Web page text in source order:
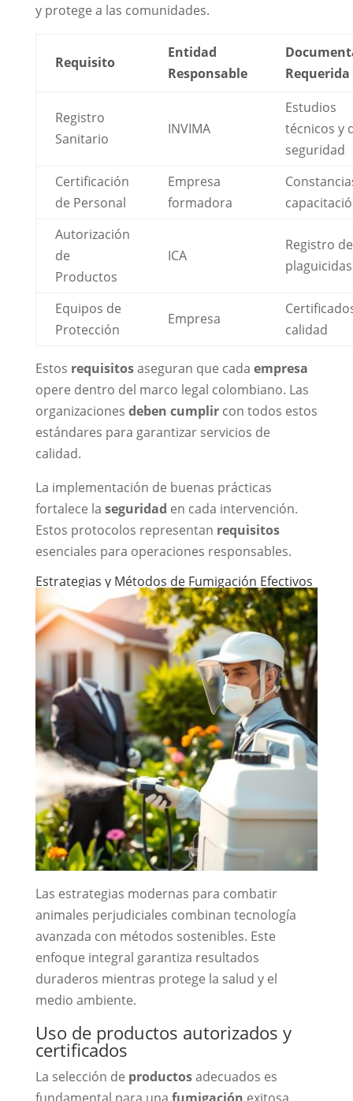
y protege a las comunidades.
Requisito
Entidad
Responsable
Requerida
Registro
Sanitario
INVIMA
Estudios
técnicos y
seguridad
Certificación
de Personal
Empresa
formadora
Autorización
de
Productos
ICA
Registro de
plaguicidas
Equipos de
Protección
Empresa
calidad
Estos requisitosaseguran que cada empresa
opere dentro del marco legal colombiano. Las
organizaciones deben cumplircon todos estos
estándares para garantizar servicios de
calidad.
La implementación de buenas prácticas
fortalece la seguridad en cada intervención.
Estos protocolos representan requisitos
esenciales para operaciones responsables.
Estrategias y Métodos de Fumigación Efectivos
Las estrategias modernas para combatir
animales perjudiciales combinan tecnología
avanzada con métodos sostenibles. Este
enfoque integral garantiza resultados
duraderos mientras protege la salud y el
medio ambiente.
Uso de productos autorizados y
certificados
La selección de productosadecuados es